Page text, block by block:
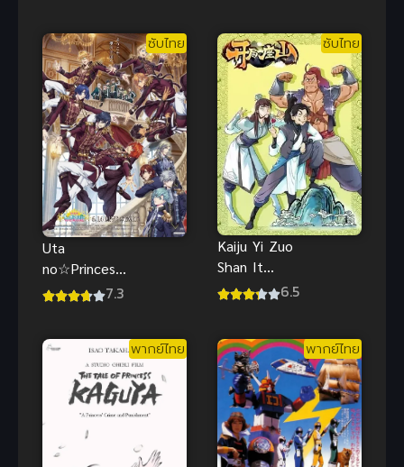
ซับไทย
Uta
no☆Princesa
ma♪ Movie
ไทยดูฟรีจ้า
7.3
ซับไทย
Kaiju Yi Zuo
Shan It
Starts With6.5
พากย์ไทย พากย์ไทย